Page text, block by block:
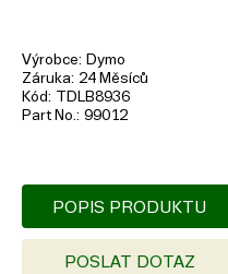
Výrobce
Dymo
Záruka 24 Měsíců
Kód
TDLB8936
Part No. 99012
POPIS PRODUKTU
POSLAT DOTAZ